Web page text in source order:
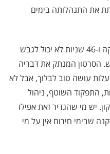
את התנהלותה בימים
מי שיצפה בסרטון שאורכו בסה"כ דקה ו-46 שניות לא יכול לגבש
הסרטון המנתק את דבריה
עושה טוב לבלוך, אבל לא
התפקוד השוטף, ניהול
יש מי שהגדיר זאת אפילו
שבימי חירום אין על מי